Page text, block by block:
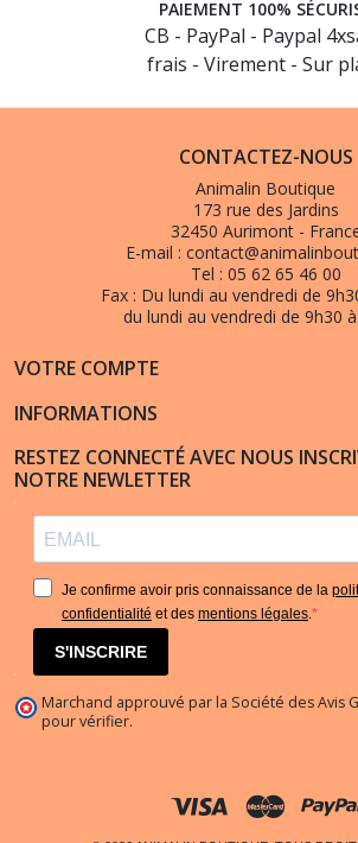
PAIEMENT 100%
CB - PayPal - Paypal
frais - Virement - Sur
CONTACTEZ-NOUS
Animalin Boutique
173 rue des Jardins
32450 Aurimont -
E-mail :
Tel : 05 62 65 46 00
Fax : Du lundi au vendredi de
du lundi au vendredi de 9h30
VOTRE COMPTE
INFORMATIONS
RESTEZ CONNECTÉ AVEC NOUS
NOTRE NEWLETTER
Je confirme avoir pris connaissance de la
confidentialité et des mentions légales.
S'INSCRIRE
Marchand approuvé par la Société des Avis
pour vérifier.